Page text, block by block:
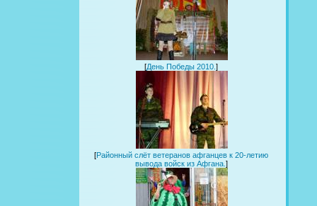
[День Победы 2010.]
[Районный слёт ветеранов афганцев к 20-летию
вывода войск из Афгана. ]